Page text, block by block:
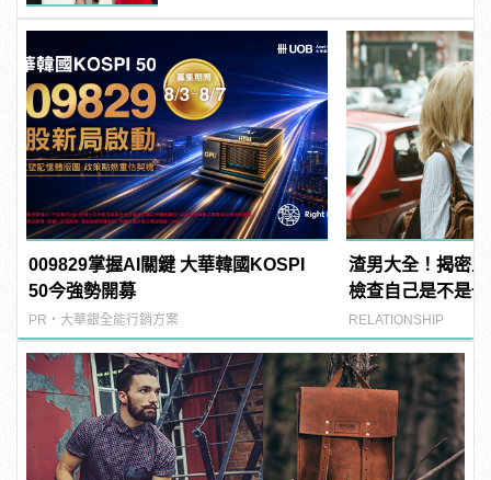
009829掌握AI關鍵 大華韓國KOSPI
50今強勢開募
PR・大華銀全能行銷方案
渣男大全！揭密
檢查自己是不是
RELATIONSHIP